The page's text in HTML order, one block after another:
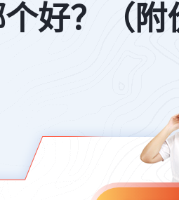
好？（附